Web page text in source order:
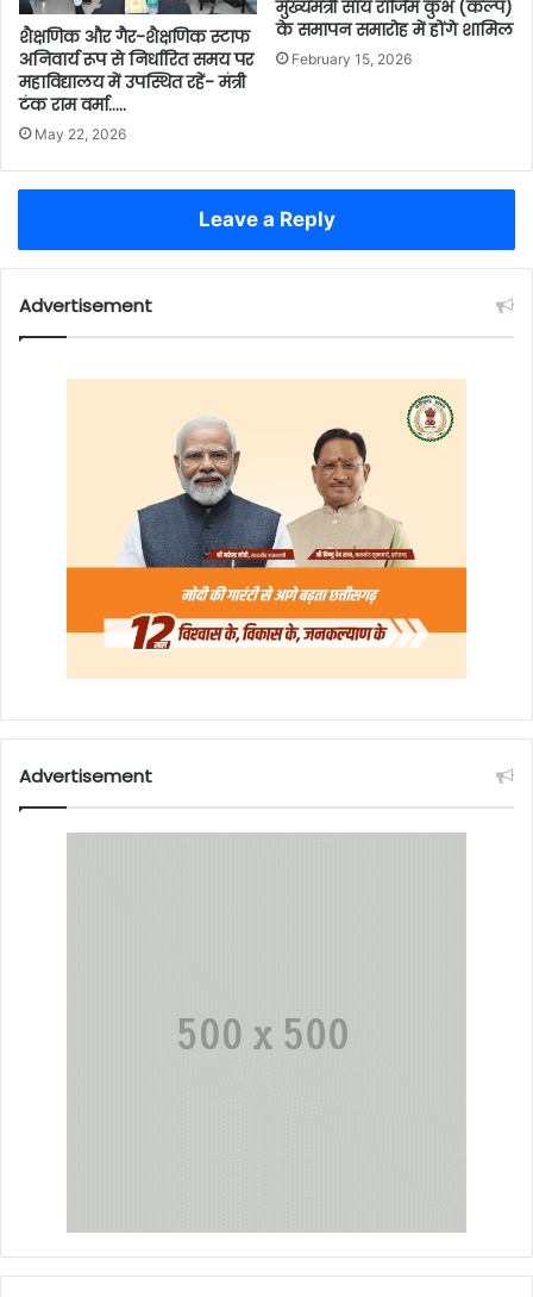
शैक्षणिक और गैर-शैक्षणिक स्टाफ
अनिवार्य रूप से निर्धारित समय पर
महाविद्यालय में उपस्थित रहें- मंत्री
टंक राम वर्मा…..
May 22, 2026
मुख्यमंत्री साय राजिम कुंभ (कल्प)
के समापन समारोह में होंगे शामिल
February 15, 2026
Leave a Reply
Advertisement
Advertisement